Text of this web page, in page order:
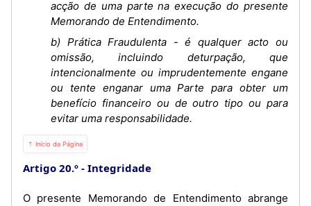
acção de uma parte na execução do presente
Memorando de Entendimento.
b) Prática Fraudulenta - é qualquer acto ou
omissão, incluindo deturpação, que
intencionalmente ou imprudentemente engane
ou tente enganar uma Parte para obter um
benefício financeiro ou de outro tipo ou para
evitar uma responsabilidade.
⇡ Início da Página
Artigo 20.º Integridade
O presente Memorando de Entendimento abrange